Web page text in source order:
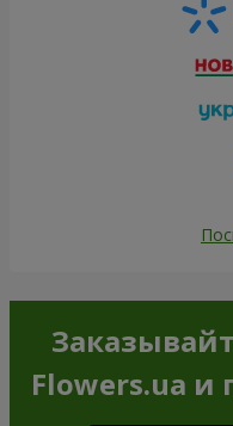
Flowers.ua и